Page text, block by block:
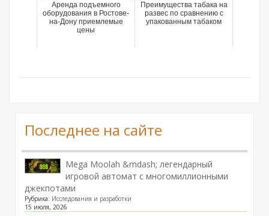
Аренда подъемного
оборудования в Ростове-
на-Дону приемлемые
цены
Преимущества табака на
развес по сравнению с
упакованным табаком
Последнее на сайте
Mega Moolah &mdash; легендарный
игровой автомат с многомиллионными
джекпотами
Рубрика: Исследования и разработки
15 июля, 2026